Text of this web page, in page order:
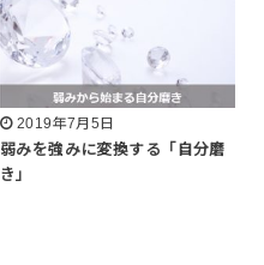
2019年7月5日
弱みを強みに変換する「自分磨
き」